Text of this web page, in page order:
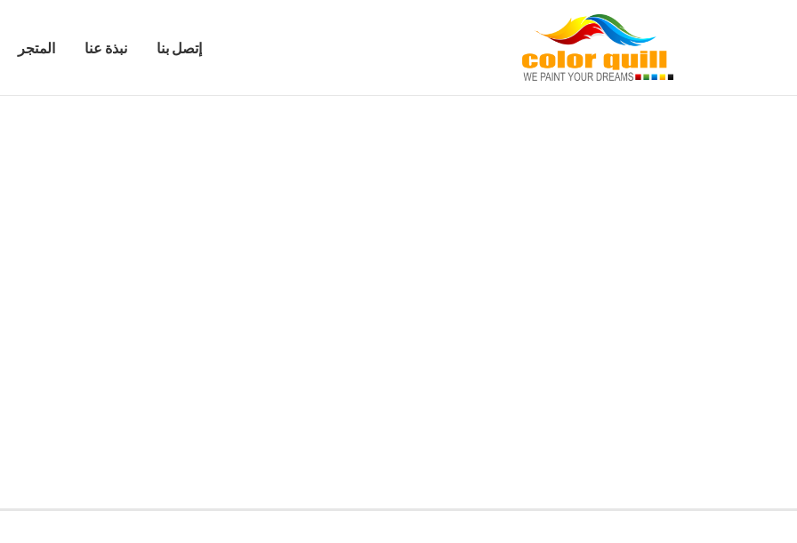
المتجر نبذة عنا إتصل بنا